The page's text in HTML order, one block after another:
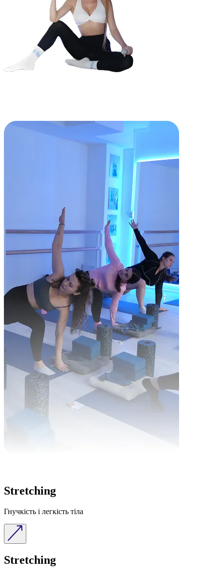
Stretching
Гнучкість і легкість тіла
Stretching